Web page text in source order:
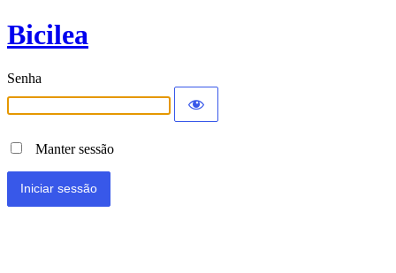
Bicilea
Senha
Manter sessão